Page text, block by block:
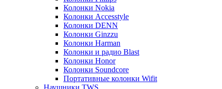
Колонки Nokia
Колонки Accesstyle
Колонки DENN
Колонки Ginzzu
Колонки Harman
Колонки и радио Blast
Колонки Honor
Колонки Soundcore
Портативные колонки Wifit
Наушники TWS